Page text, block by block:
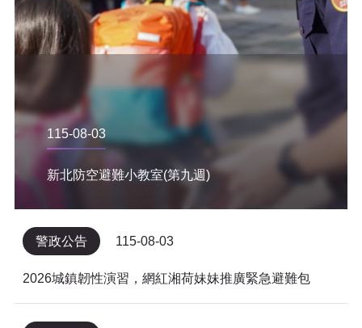
115-08-03
新北防空避難小教室(第九週)
警政公告 115-08-03
2026城鎮韌性演習，網紅湘荷妹妹推廣緊急避難包